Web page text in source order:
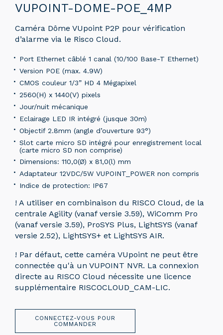
VUPOINT-DOME-POE_4MP
Caméra Dôme VUpoint P2P pour vérification
d’alarme via le Risco Cloud.
Port Ethernet câblé 1 canal (10/100 Base-T Ethernet)
Version POE (max. 4.9W)
CMOS couleur 1/3” HD 4 Mégapixel
2560(H) x 1440(V) pixels
Jour/nuit mécanique
Eclairage LED IR intégré (jusque 30m)
Objectif 2.8mm (angle d’ouverture 93°)
Slot carte micro SD intégré pour enregistrement local
(carte micro SD non comprise)
Dimensions: 110,0(Ø) x 81,0(l) mm
Adaptateur 12VDC/5W VUPOINT_POWER non compris
Indice de protection: IP67
! A utiliser en combinaison du RISCO Cloud, de la
centrale Agility (vanaf versie 3.59), WiComm Pro
(vanaf versie 3.59), ProSYS Plus, LightSYS (vanaf
versie 2.52), LightSYS+ et LightSYS AIR.
! Par défaut, cette caméra VUpoint ne peut être
connectée qu'à un VUPOINT NVR. La connexion
directe au RISCO Cloud nécessite une licence
supplémentaire RISCOCLOUD_CAM-LIC.
CONNECTEZ-VOUS POUR
COMMANDER